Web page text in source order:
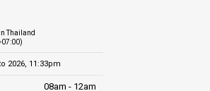
Thailand
2026, 11:33pm
08am - 12am